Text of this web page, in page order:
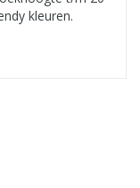
kleuren.